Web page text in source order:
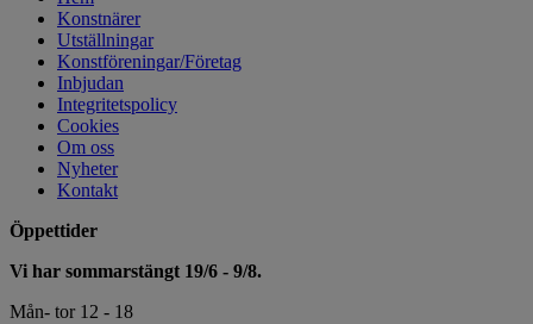
Konstnärer
Utställningar
Konstföreningar/Företag
Inbjudan
Integritetspolicy
Cookies
Om oss
Nyheter
Kontakt
Öppettider
Vi har sommarstängt 19/6 - 9/8.
Mån- tor 12 - 18